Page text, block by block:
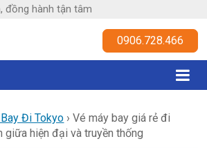
đồng hành tận tâm
0906.728.466
Đi Tokyo ›Vé máy bay giá rẻ đi
giữa hiện đại và truyền thống